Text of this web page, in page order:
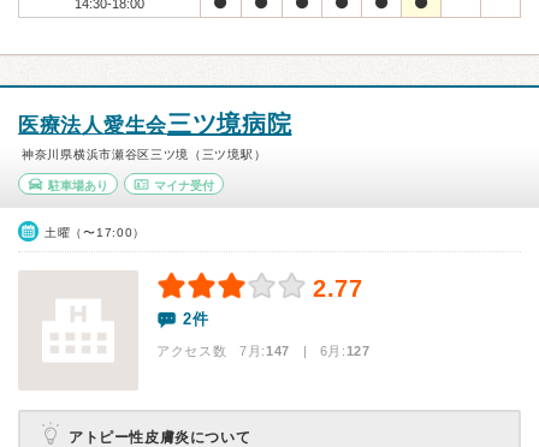
14:30-18:00
医療法人愛生会三ツ境病院
神奈川県横浜市瀬谷区三ツ境（三ツ境駅）
駐車場あり マイナ受付
土曜（〜17:00）
2.77
2件
アクセス数 7月:147 | 6月:127
アトピー性皮膚炎について